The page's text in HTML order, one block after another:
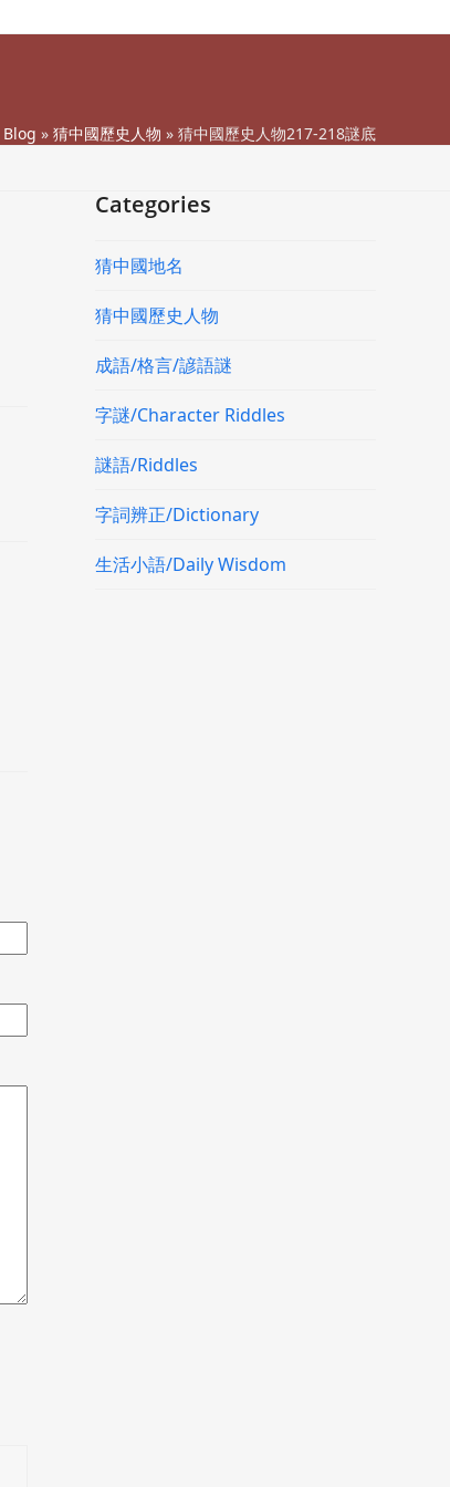
Blog » 猜中國歷史人物 » 猜中國歷史人物217-218謎底
Categories
猜中國地名
猜中國歷史人物
成語/格言/諺語謎
字謎/Character Riddles
謎語/Riddles
字詞辨正/Dictionary
生活小語/Daily Wisdom